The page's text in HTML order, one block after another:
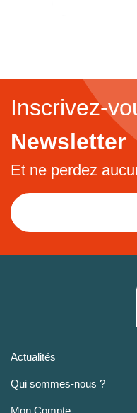
Inscrivez-
Newsletter
Et ne perdez
Actualités
Qui sommes-nous ?
Mon Compte